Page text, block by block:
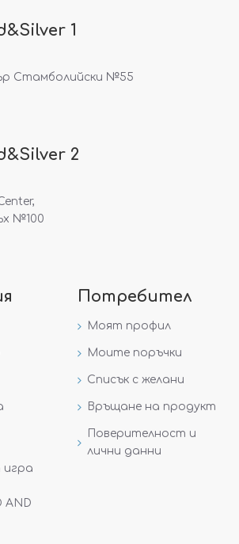
1
Стамболийски №55
2
№100
игра
AND
Потребител
Моят профил
Моите поръчки
Списък с желани
Връщане на продукт
Поверителност и
лични данни